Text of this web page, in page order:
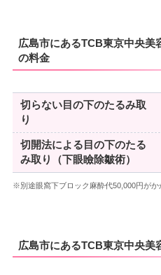
広島市にあるTCB東京中央美
の料金
切らない目の下のたるみ取
り
切開法による目の下のたる
み取り（下眼瞼除皺術）
※別途眼窩下ブロック麻酔代50,000円がか
広島市にあるTCB東京中央美